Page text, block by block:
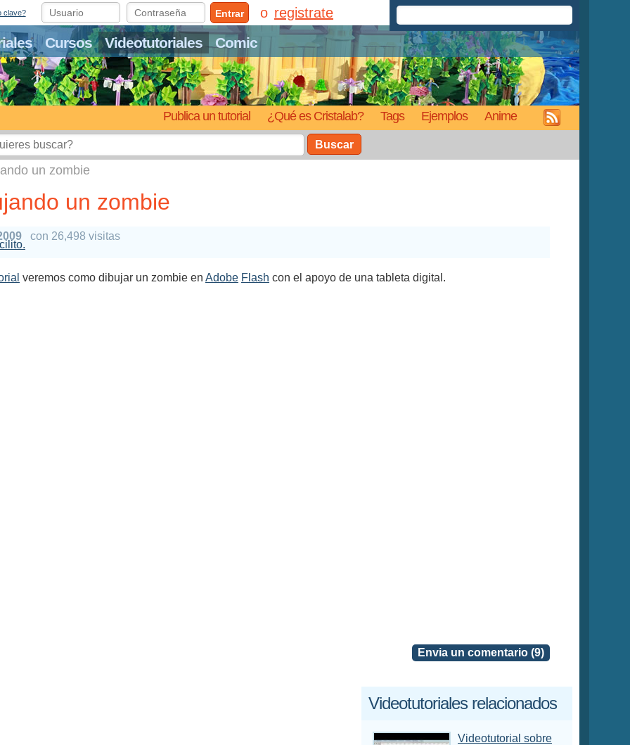
Cursos Videotutoriales Comic
Publica un tutorial ¿Qué es Cristalab? Tags Ejemplos Anime
clave? Entrar registrate
Buscar
un zombie
un zombie
con 26,498 visitas
veremos como dibujar un zombie en Adobe Flash con el apoyo de una tableta digital.
Envia un comentario (9)
Videotutoriales relacionados
Videotutorial sobre